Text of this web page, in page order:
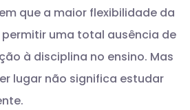
que a maior flexibilidade da
uma total ausência de
à disciplina no ensino. Mas
lugar não significa estudar